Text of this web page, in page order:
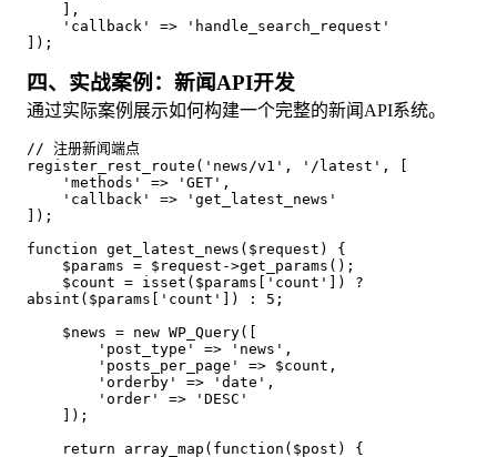
    ],
    'callback' => 'handle_search_request'
]);
四、实战案例：新闻API开发
通过实际案例展示如何构建一个完整的新闻API系统。
// 注册新闻端点
register_rest_route('news/v1', '/latest', [
    'methods' => 'GET',
    'callback' => 'get_latest_news'
]);
function get_latest_news($request) {
    $params = $request->get_params();
absint($params['count']) : 5;
    $news = new WP_Query([
        'post_type' => 'news',
        'posts_per_page' => $count,
        'orderby' => 'date',
        'order' => 'DESC'
    ]);
    return array_map(function($post) {